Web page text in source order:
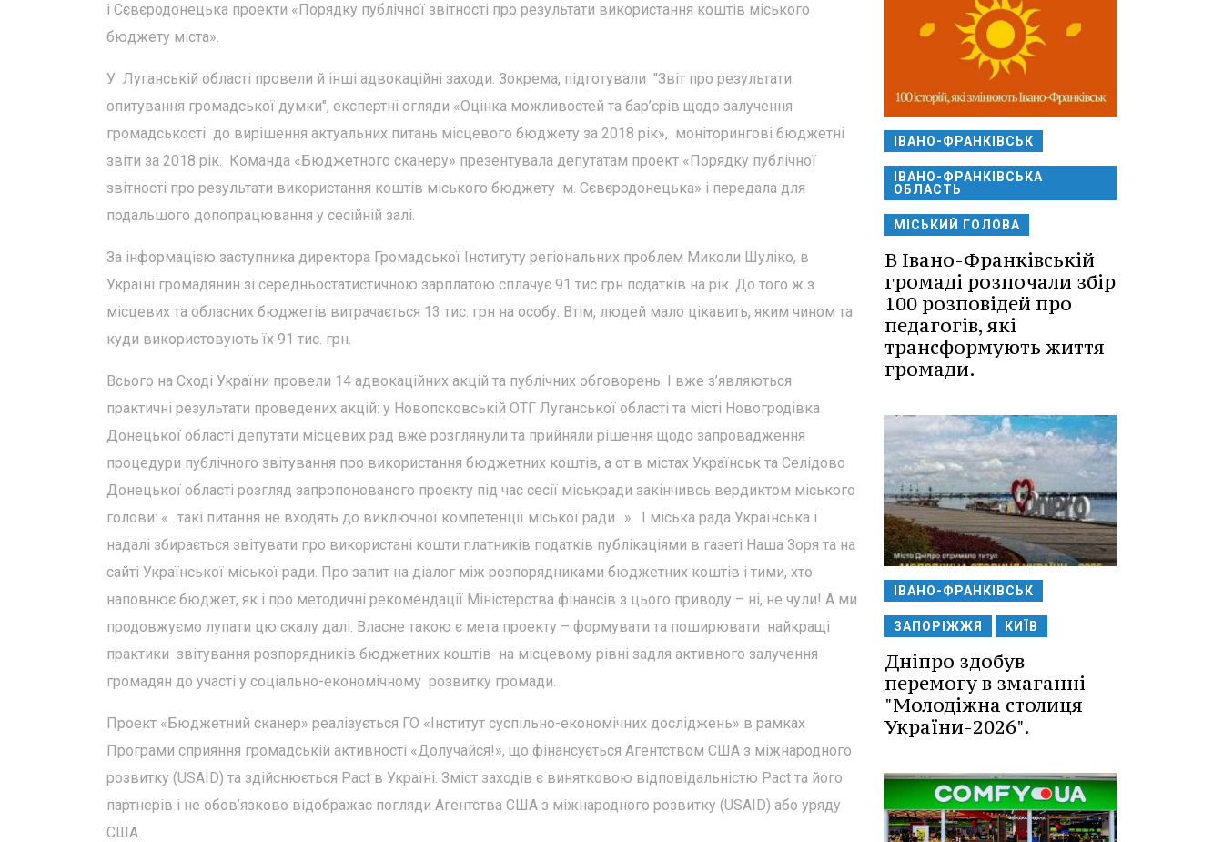
і Сєвєродонецька проекти «Порядку публічної звітності про результати використання коштів міського
бюджету міста».
У Луганській області провели й інші адвокаційні заходи. Зокрема, підготували "Звіт про результати
опитування громадської думки", експертні огляди «Оцінка можливостей та бар’єрів щодо залучення
громадськості до вирішення актуальних питань місцевого бюджету за 2018 рік», моніторингові бюджетні
звіти за 2018 рік. Команда «Бюджетного сканеру» презентувала депутатам проект «Порядку публічної
звітності про результати використання коштів міського бюджету м. Сєвєродонецька» і передала для
подальшого допопрацювання у сесійній залі.
За інформацією заступника директора Громадської Інституту регіональних проблем Миколи Шуліко, в
Україні громадянин зі середньостатистичною зарплатою сплачує 91 тис грн податків на рік. До того ж з
місцевих та обласних бюджетів витрачається 13 тис. грн на особу. Втім, людей мало цікавить, яким чином та
куди використовують їх 91 тис. грн.
Всього на Сході України провели 14 адвокаційних акцій та публічних обговорень. І вже з’являються
практичні результати проведених акцій: у Новопсковській ОТГ Луганської області та місті Новогродівка
Донецької області депутати місцевих рад вже розглянули та прийняли рішення щодо запровадження
процедури публічного звітування про використання бюджетних коштів, а от в містах Українськ та Селідово
Донецької області розгляд запропонованого проекту під час сесії міськради закінчивсь вердиктом міського
голови: «…такі питання не входять до виключної компетенції міської ради…». І міська рада Українська і
надалі збирається звітувати про використані кошти платників податків публікаціями в газеті Наша Зоря та на
сайті Української міської ради. Про запит на діалог між розпорядниками бюджетних коштів і тими, хто
наповнює бюджет, як і про методичні рекомендації Міністерства фінансів з цього приводу – ні, не чули! А ми
продовжуємо лупати цю скалу далі. Власне такою є мета проекту – формувати та поширювати найкращі
практики звітування розпорядників бюджетних коштів на місцевому рівні задля активного залучення
громадян до участі у соціально-економічному розвитку громади.
Проект «Бюджетний сканер» реалізується ГО «Інститут суспільно-економічних досліджень» в рамках
Програми сприяння громадській активності «Долучайся!», що фінансується Агентством США з міжнародного
розвитку (USAID) та здійснюється Pact в Україні. Зміст заходів є винятковою відповідальністю Pact та його
партнерів і не обов’язково відображає погляди Агентства США з міжнародного розвитку (USAID) або уряду
США.
ІВАНО-ФРАНКІВСЬК
ІВАНО-ФРАНКІВСЬКА
ОБЛАСТЬ
МІСЬКИЙ ГОЛОВА
В Івано-Франківській
громаді розпочали збір
100 розповідей про
педагогів, які
трансформують життя
громади.
ІВАНО-ФРАНКІВСЬК
ЗАПОРІЖЖЯ КИЇВ
Дніпро здобув
перемогу в змаганні
"Молодіжна столиця
України-2026".